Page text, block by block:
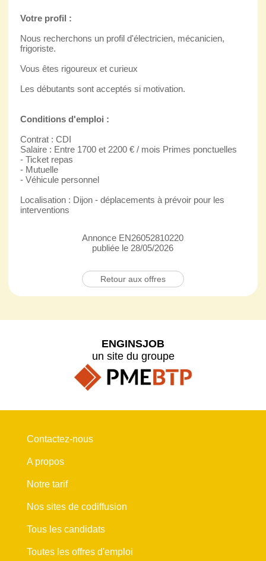
Votre profil :
Nous recherchons un profil d'électricien, mécanicien,
frigoriste.
Vous êtes rigoureux et curieux
Les débutants sont acceptés si motivation.
Conditions d'emploi :
Contrat : CDI
Salaire : Entre 1700 et 2200 € / mois Primes ponctuelles
- Ticket repas
- Mutuelle
- Véhicule personnel
Localisation : Dijon - déplacements à prévoir pour les
interventions
Annonce EN26052810220
publiée le 28/05/2026
Retour aux offres
ENGINSJOB
un site du groupe
Contactez-nous
A propos
Notre tarif
Nos sites de codiffusion
Tous les candidats
Toutes les offres d'emploi